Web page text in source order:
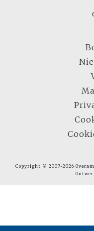
Copyright © 2007-2026